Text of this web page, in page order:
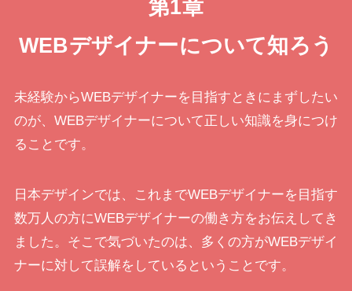
第1章
WEBデザイナーについて知ろう
未経験からWEBデザイナーを目指すときにまずしたい
のが、WEBデザイナーについて正しい知識を身につけ
ることです。
日本デザインでは、これまでWEBデザイナーを目指す
数万人の方にWEBデザイナーの働き方をお伝えしてき
ました。そこで気づいたのは、多くの方がWEBデザイ
ナーに対して誤解をしているということです。